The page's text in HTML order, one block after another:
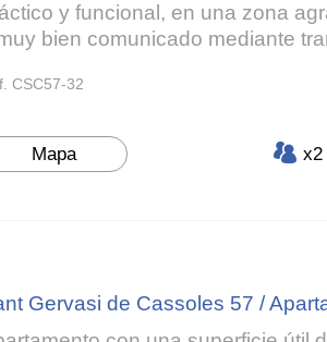
y funcional, en una zona
bien comunicado mediante
CSC57-32
Mapa x2
Gervasi de Cassoles 57 /